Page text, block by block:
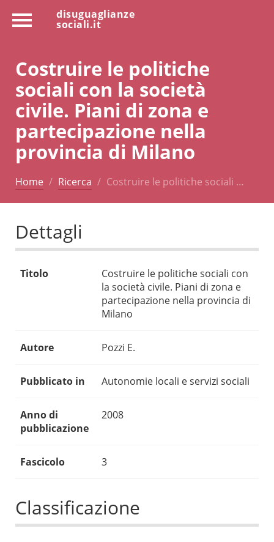
disuguaglianze
sociali.it
Costruire le politiche
sociali con la società
civile. Piani di zona e
partecipazione nella
provincia di Milano
Home Ricerca Costruire le politiche sociali …
Dettagli
Titolo
Costruire le politiche sociali con
la società civile. Piani di zona e
partecipazione nella provincia di
Milano
Autore Pozzi E.
Pubblicato in Autonomie locali e servizi sociali
Anno di
pubblicazione
2008
Fascicolo 3
Classificazione